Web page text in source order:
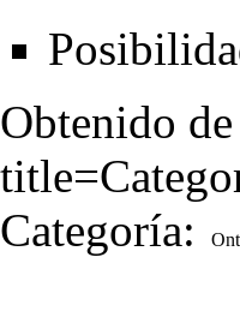
Obtenido
Categoría: